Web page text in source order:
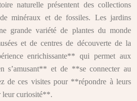
naturelle présentent des collections
minéraux et de fossiles. Les jardins
grande variété de plantes du monde
et de centres de découverte de la
enrichissante** qui permet aux
s’amusant** et de **se connecter au
de ces visites pour **répondre à leurs
curiosité**.